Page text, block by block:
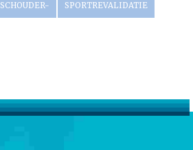
SCHOUDER- SPORTREVALIDATIE